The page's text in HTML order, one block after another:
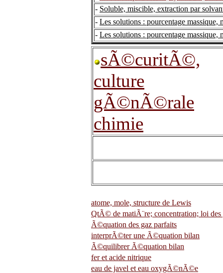
- Soluble, miscible, extraction par
- Les solutions : pourcentage
- Les solutions : pourcentage
sÃ©curitÃ©,
culture
gÃ©nÃ©rale
chimie
atome, mole, structure de Lewis
QtÃ© de matiÃ¨re; concentration; loi des
Ã©quation des gaz parfaits
interprÃ©ter une Ã©quation bilan
Ã©quilibrer Ã©quation bilan
fer et acide nitrique
eau de javel et eau oxygÃ©nÃ©e